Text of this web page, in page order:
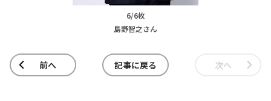
6/6枚
島野智之さん
前へ 記事に戻る 次へ